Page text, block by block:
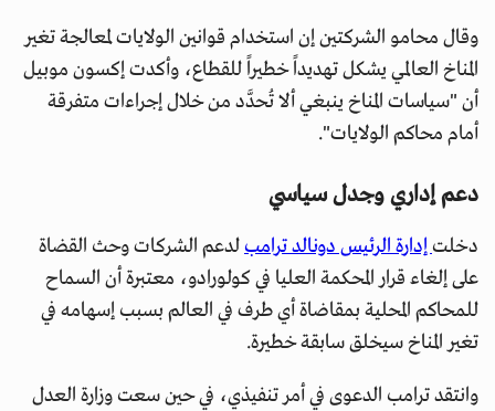
وقال محامو الشركتين إن استخدام قوانين الولايات لمعالجة تغير
المناخ العالمي يشكل تهديداً خطيراً للقطاع، وأكدت إكسون موبيل
أن "سياسات المناخ ينبغي ألا تُحدَّد من خلال إجراءات متفرقة
أمام محاكم الولايات".
دعم إداري وجدل سياسي
دخلتإدارة الرئيس دونالد ترامبلدعم الشركات وحث القضاة
على إلغاء قرار المحكمة العليا في كولورادو، معتبرة أن السماح
للمحاكم المحلية بمقاضاة أي طرف في العالم بسبب إسهامه في
تغير المناخ سيخلق سابقة خطيرة.
وانتقد ترامب الدعوى في أمر تنفيذي، في حين سعت وزارة العدل